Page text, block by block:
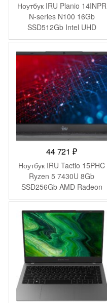
Ноутбук IRU Planio 14INPR
N-series N100 16Gb
SSD512Gb Intel UHD
Graphics 14″ IPS FHD
(1920×1080) Windows 11
Pro grey WiFi BT Cam
5000mAh (2078485)
44 721₽
Ноутбук IRU Tactio 15PHC
Ryzen 5 7430U 8Gb
SSD256Gb AMD Radeon
Graphics 15.6″ IPS FHD
(1920×1080) Windows 11
Pro Multi Language black
WiFi BT Cam 4350mAh
(2045999)